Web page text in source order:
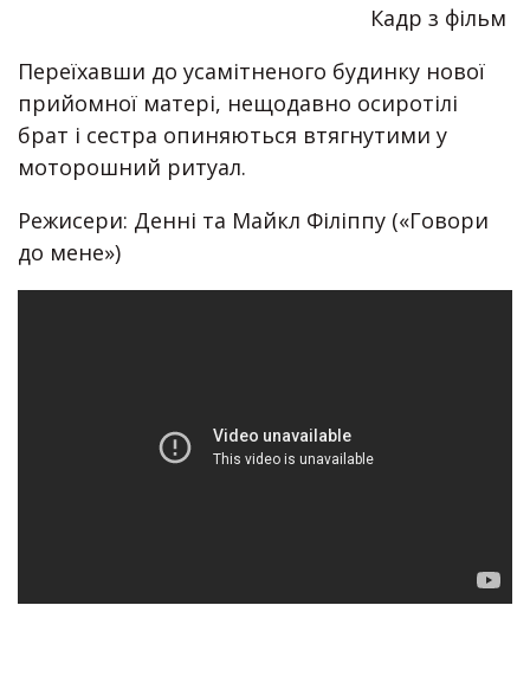
Кадр з фільм
Переїхавши до усамітненого будинку нової
прийомної матері, нещодавно осиротілі
брат і сестра опиняються втягнутими у
моторошний ритуал.
Режисери: Денні та Майкл Філіппу («Говори
до мене»)